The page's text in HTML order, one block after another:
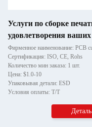
Услуги по сборке
удовлетворения ваших
Фирменное наименование: PCB
Сертификация: ISO, CE, Rohs
Количество мин заказа: 1 шт.
Цена: $1.0-10
Упаковывая детали: ESD
Условия оплаты: T/T
Деталь